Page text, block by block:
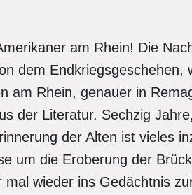
am Rhein! Die
dem Endkriegsgeschehen,
am Rhein, genauer in
der Literatur. Sechzig
der Alten ist vieles
um die Eroberung der
wieder ins Gedächtnis